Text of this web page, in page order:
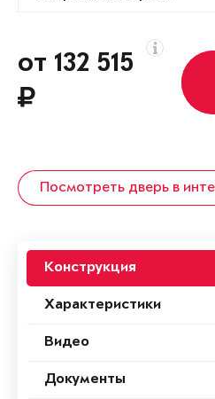
от 132 515
Посмотреть дверь в
Конструкция
Характеристики
Видео
Документы